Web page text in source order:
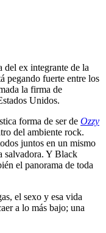
del ex integrante de la
pegando fuerte entre los
la firma de
Unidos.
forma de ser de Ozzy
del ambiente rock.
juntos en un mismo
salvadora. Y Black
el panorama de toda
el sexo y esa vida
a lo más bajo; una